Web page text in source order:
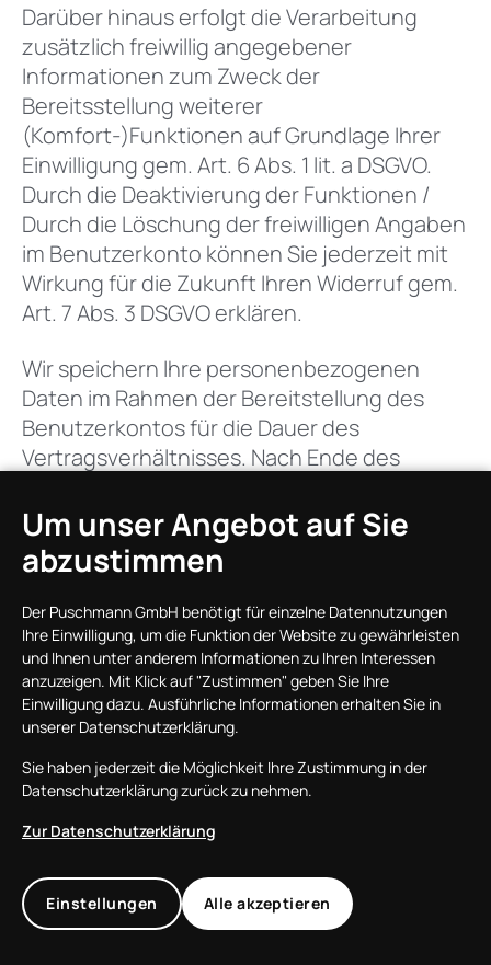
Darüber hinaus erfolgt die Verarbeitung
zusätzlich freiwillig angegebener
Informationen zum Zweck der
Bereitsstellung weiterer
(Komfort-)Funktionen auf Grundlage Ihrer
Einwilligung gem. Art. 6 Abs. 1 lit. a DSGVO.
Durch die Deaktivierung der Funktionen /
Durch die Löschung der freiwilligen Angaben
im Benutzerkonto können Sie jederzeit mit
Wirkung für die Zukunft Ihren Widerruf gem.
Art. 7 Abs. 3 DSGVO erklären.
Wir speichern Ihre personenbezogenen
Daten im Rahmen der Bereitstellung des
Benutzerkontos für die Dauer des
Vertragsverhältnisses. Nach Ende des
erfolgt eine weitere Speicherung Ihrer Daten
nur, sofern gesetzliche
Aufbewahrungspflichten (z.B. Steuer- und
Handelsrecht) bestehen.
Zusätzliche Informationen, die Sie uns auf
Grundlage Ihrer Einwilligung bereitstellen,
werden nur solange gespeichert, bis Sie Ihre
Funktionen / durch Löschen der Daten
widerrufen, längstens jedoch bis zum Ende
des Vertrages, dem die Bereitstellung des
Google API
Um unser Angebot auf Sie
abzustimmen
Der Puschmann GmbH benötigt für einzelne Datennutzungen
Ihre Einwilligung, um die Funktion der Website zu gewährleisten
und Ihnen unter anderem Informationen zu Ihren Interessen
anzuzeigen. Mit Klick auf "Zustimmen" geben Sie Ihre
Einwilligung dazu. Ausführliche Informationen erhalten Sie in
unserer Datenschutzerklärung.
Sie haben jederzeit die Möglichkeit Ihre Zustimmung in der
Datenschutzerklärung zurück zu nehmen.
Zur Datenschutzerklärung
Einstellungen Alle akzeptieren